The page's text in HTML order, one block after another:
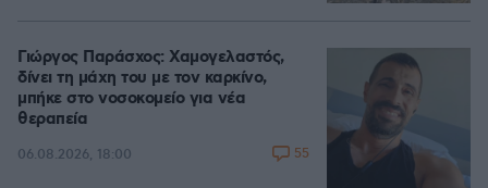
Γιώργος Παράσχος: Χαμογελαστός,
δίνει τη μάχη του με τον καρκίνο,
μπήκε στο νοσοκομείο για νέα
θεραπεία
06.08.2026, 18:00 55